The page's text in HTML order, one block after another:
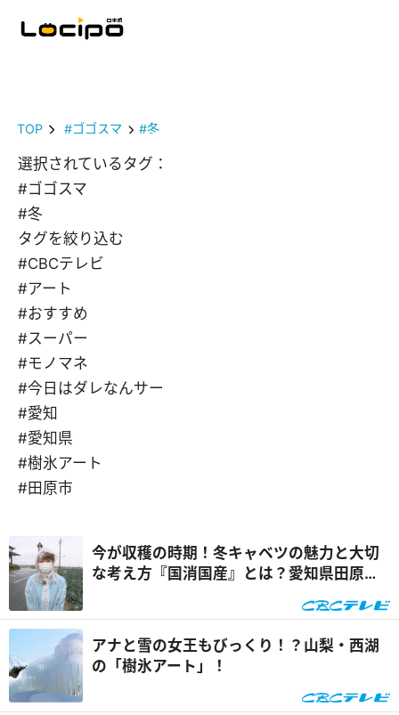
TOP #ゴゴスマ #冬
選択されているタグ：
#ゴゴスマ
#冬
タグを絞り込む
#CBCテレビ
#アート
#おすすめ
#スーパー
#モノマネ
#今日はダレなんサー
#愛知
#愛知県
#樹氷アート
#田原市
今が収穫の時期！冬キャベツの魅力と大切
な考え方『国消国産』とは？愛知県田原市
アナと雪の女王もびっくり！？山梨・西湖
の「樹氷アート」！